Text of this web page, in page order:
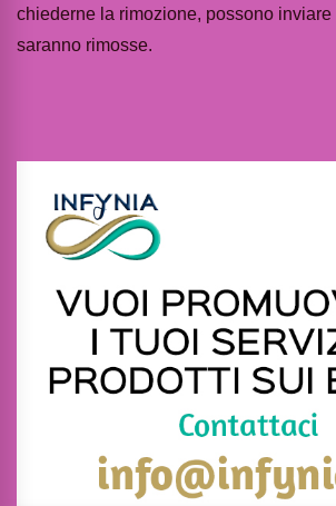
chiederne la rimozione, possono inviare
saranno rimosse.